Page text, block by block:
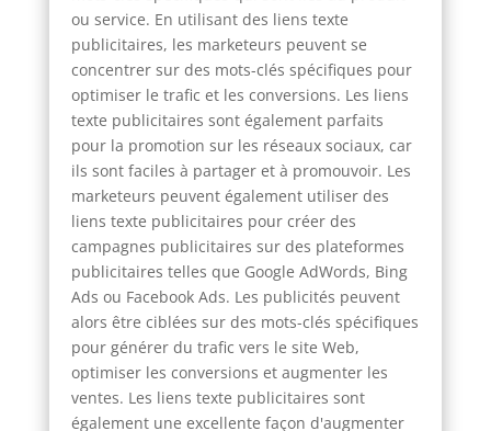
ou service. En utilisant des liens texte
publicitaires, les marketeurs peuvent se
concentrer sur des mots-clés spécifiques pour
optimiser le trafic et les conversions. Les liens
texte publicitaires sont également parfaits
pour la promotion sur les réseaux sociaux, car
ils sont faciles à partager et à promouvoir. Les
marketeurs peuvent également utiliser des
liens texte publicitaires pour créer des
campagnes publicitaires sur des plateformes
publicitaires telles que Google AdWords, Bing
Ads ou Facebook Ads. Les publicités peuvent
alors être ciblées sur des mots-clés spécifiques
pour générer du trafic vers le site Web,
optimiser les conversions et augmenter les
ventes. Les liens texte publicitaires sont
également une excellente façon d'augmenter